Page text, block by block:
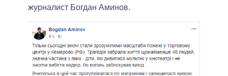
журналист Богдан Аминов.